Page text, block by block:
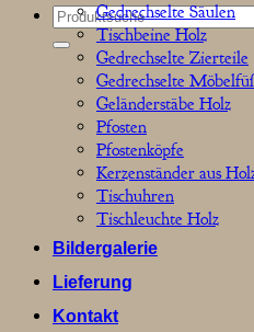
Suchen
nach:
Gedrechselte Säulen
Tischbeine Holz
Gedrechselte Zierteile
Gedrechselte
Geländerstäbe Holz
Pfosten
Pfostenköpfe
Kerzenständer aus
Tischuhren
Tischleuchte Holz
Bildergalerie
Lieferung
Kontakt